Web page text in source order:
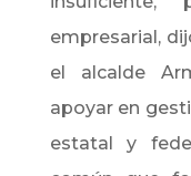
empresarial,
el alcalde
apoyar en
estatal y